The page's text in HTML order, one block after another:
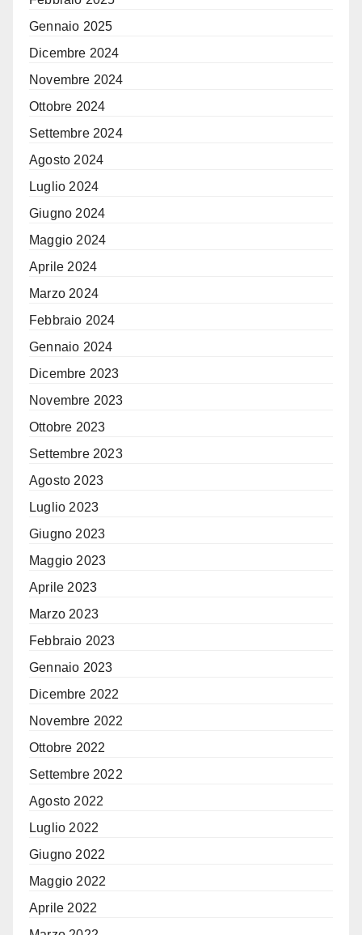
Gennaio 2025
Dicembre 2024
Novembre 2024
Ottobre 2024
Settembre 2024
Agosto 2024
Luglio 2024
Giugno 2024
Maggio 2024
Aprile 2024
Marzo 2024
Febbraio 2024
Gennaio 2024
Dicembre 2023
Novembre 2023
Ottobre 2023
Settembre 2023
Agosto 2023
Luglio 2023
Giugno 2023
Maggio 2023
Aprile 2023
Marzo 2023
Febbraio 2023
Gennaio 2023
Dicembre 2022
Novembre 2022
Ottobre 2022
Settembre 2022
Agosto 2022
Luglio 2022
Giugno 2022
Maggio 2022
Aprile 2022